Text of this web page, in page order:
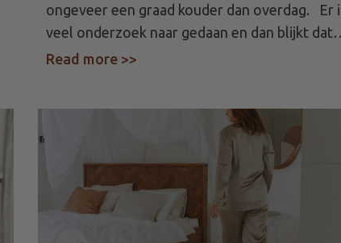
niet?
ongeveer een graad kouder dan overdag. Er
veel onderzoek naar gedaan en dan blijkt
Read more >> about Slapen met deze hitte?